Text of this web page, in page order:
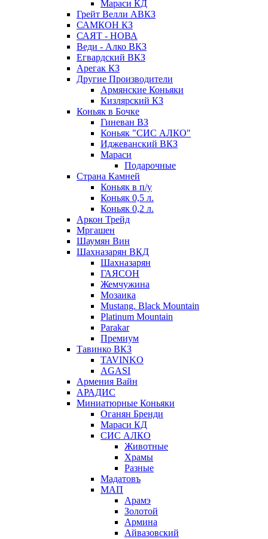
Мараси КД
Грейт Велли АВКЗ
САМКОН КЗ
САЯТ - НОВА
Веди - Алко ВКЗ
Егвардский ВКЗ
Арегак КЗ
Другие Производители
Армянские Коньяки
Кизлярский КЗ
Коньяк в Бочке
Гиневан ВЗ
Коньяк "СИС АЛКО"
Иджеванский ВКЗ
Мараси
Подарочные
Страна Камней
Коньяк в п/у
Коньяк 0,5 л.
Коньяк 0,2 л.
Аркон Трейд
Мргашен
Шаумян Вин
Шахназарян ВКД
Шахназарян
ГАЯСОН
Жемчужина
Мозаика
Mustang. Black Mountain
Platinum Mountain
Parakar
Премиум
Тавинко ВКЗ
TAVINKO
AGASI
Армения Вайн
АРАДИС
Миниатюрные Коньяки
Оганян Бренди
Мараси КД
СИС АЛКО
Животные
Храмы
Разные
Мадатовъ
МАП
Арамэ
Золотой
Армина
Айвазовский